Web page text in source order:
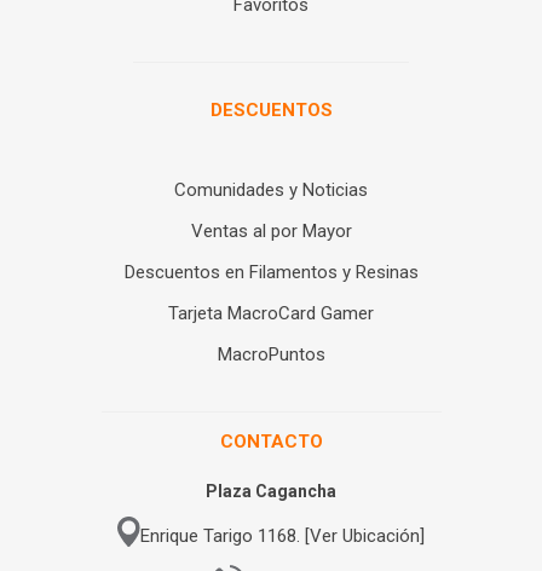
Favoritos
DESCUENTOS
Comunidades y Noticias
Ventas al por Mayor
Descuentos en Filamentos y Resinas
Tarjeta MacroCard Gamer
MacroPuntos
CONTACTO
Plaza Cagancha
Enrique Tarigo 1168. [Ver Ubicación]